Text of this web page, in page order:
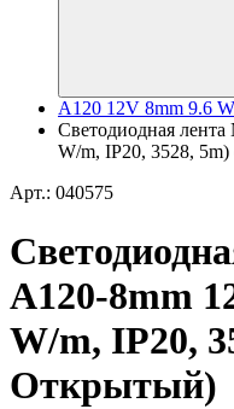
A120 12V 8mm 9.6
Светодиодная
W/m, IP20, 3528,
Арт.: 040575
A120-8mm
W/m, IP20,
Открытый)